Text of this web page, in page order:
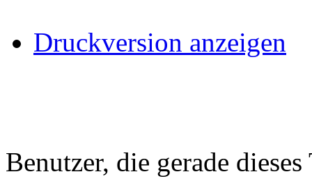
Druckversion anzeigen
Benutzer, die gerade